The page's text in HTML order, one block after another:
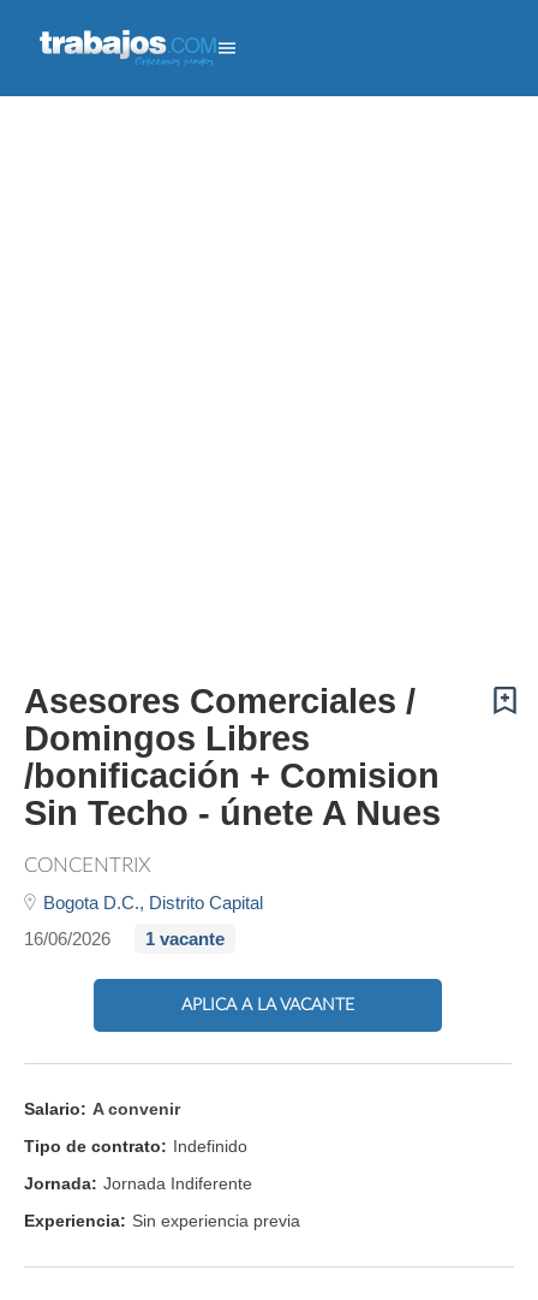
Asesores Comerciales /
Domingos Libres
/bonificación + Comision
Sin Techo - únete A Nues
CONCENTRIX
Bogota D.C., Distrito Capital
16/06/2026
1 vacante
APLICA A LA VACANTE
Salario: A convenir
Tipo de contrato: Indefinido
Jornada: Jornada Indiferente
Experiencia: Sin experiencia previa